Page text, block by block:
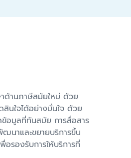
ด้านภาษีสมัยใหม่ ด้วย
สินใจได้อย่างมั่นใจ ด้วย
ข้อมูลที่ทันสมัย การสื่อสาร
ฒนาและขยายบริการขึ้น
รองรับการให้บริการที่